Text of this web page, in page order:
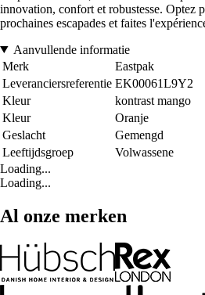
innovation, confort et robustesse. Optez
prochaines escapades et faites
Aanvullende informatie
Merk
Eastpak
Leveranciersreferentie EK00061L9Y2
Kleur
kontrast mango
Kleur
Oranje
Geslacht
Gemengd
Leeftijdsgroep
Volwassene
Loading...
Loading...
Al onze merken